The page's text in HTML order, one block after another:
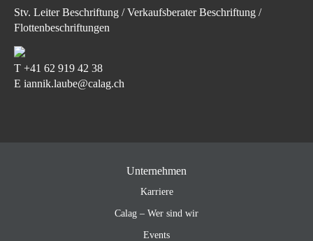
Stv. Leiter Beschriftung / Verkaufsberater Beschriftung /
Flottenbeschriftungen
T +41 62 919 42 38
E iannik.laube@calag.ch
Unternehmen
Karriere
Calag – Wer sind wir
Events